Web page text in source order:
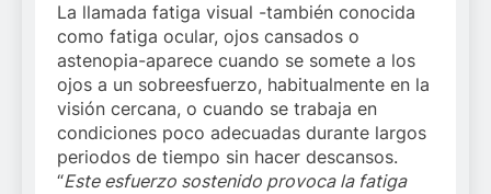
La llamada fatiga visual -también conocida
como fatiga ocular, ojos cansados o
astenopia-aparece cuando se somete a los
ojos a un sobreesfuerzo, habitualmente en la
visión cercana, o cuando se trabaja en
condiciones poco adecuadas durante largos
periodos de tiempo sin hacer descansos.
“Este esfuerzo sostenido provoca la fatiga